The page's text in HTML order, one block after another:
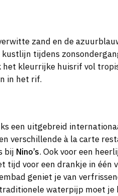
zand en de
tijdens
kleurrijke huisrif vol
in het rif.
een uitgebreid
verschillende à la carte
bij Nino’s. Ook voor een
tijd voor een drankje in één
geniet je van
waterpijp moet je